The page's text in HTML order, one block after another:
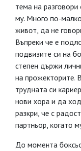
тема на
му. Много по-
живот, да не
Въпреки че е
подвизите си на
степен държи
на прожекторите.
трудната си
нови хора и да
разкри, че с
партньор, когато
До момента